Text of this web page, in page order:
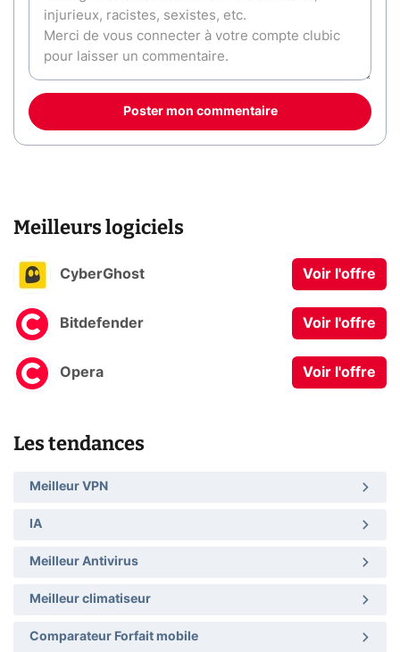
Poster mon commentaire
Meilleurs logiciels
CyberGhost Voir l'offre
Bitdefender Voir l'offre
Opera Voir l'offre
Les tendances
Meilleur VPN
IA
Meilleur Antivirus
Meilleur climatiseur
Comparateur Forfait mobile